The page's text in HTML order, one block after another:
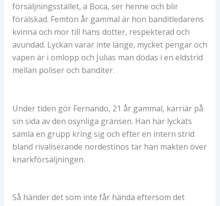
försäljningsstället, a Boca, ser henne och blir
förälskad. Femton år gammal är hon banditledarens
kvinna och mor till hans dotter, respekterad och
avundad. Lyckan varar inte länge, mycket pengar och
vapen är i omlopp och Julias man dödas i en eldstrid
mellan poliser och banditer.
Under tiden gör Fernando, 21 år gammal, karriär på
sin sida av den osynliga gränsen. Han har lyckats
samla en grupp kring sig och efter en intern strid
bland rivaliserande nordestinos tar han makten över
knarkförsäljningen.
Så händer det som inte får hända eftersom det